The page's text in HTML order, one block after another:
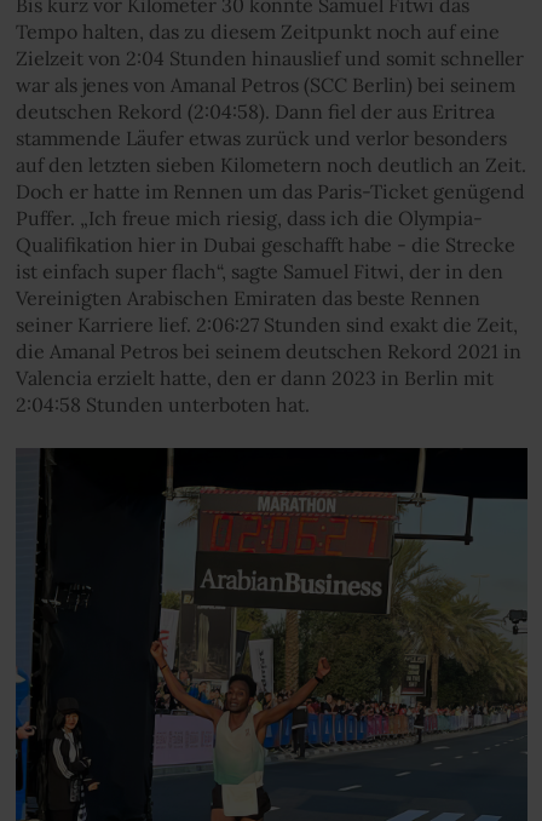
Tempo halten, das zu diesem Zeitpunkt noch auf eine
Zielzeit von 2:04 Stunden hinauslief und somit schneller
war als jenes von Amanal Petros (SCC Berlin) bei seinem
deutschen Rekord (2:04:58). Dann fiel der aus Eritrea
stammende Läufer etwas zurück und verlor besonders
auf den letzten sieben Kilometern noch deutlich an Zeit.
Doch er hatte im Rennen um das Paris-Ticket genügend
Puffer. „Ich freue mich riesig, dass ich die Olympia-
Qualifikation hier in Dubai geschafft habe - die Strecke
ist einfach super flach“, sagte Samuel Fitwi, der in den
Vereinigten Arabischen Emiraten das beste Rennen
seiner Karriere lief. 2:06:27 Stunden sind exakt die Zeit,
die Amanal Petros bei seinem deutschen Rekord 2021 in
Valencia erzielt hatte, den er dann 2023 in Berlin mit
2:04:58 Stunden unterboten hat.